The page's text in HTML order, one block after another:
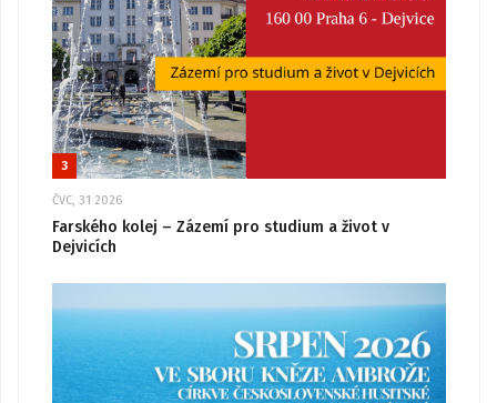
3
ČVC, 31 2026
Farského kolej – Zázemí pro studium a život v
Dejvicích